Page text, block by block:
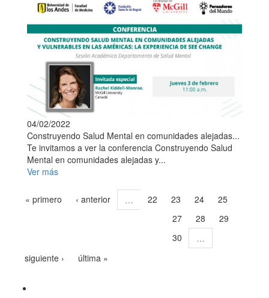
04/02/2022
Construyendo Salud Mental en comunidades alejadas...
Te invitamos a ver la conferencia Construyendo Salud
Mental en comunidades alejadas y...
Ver más
« primero ‹ anterior … 22 23 24
25
27 28
29
30
…
siguiente ›
última »